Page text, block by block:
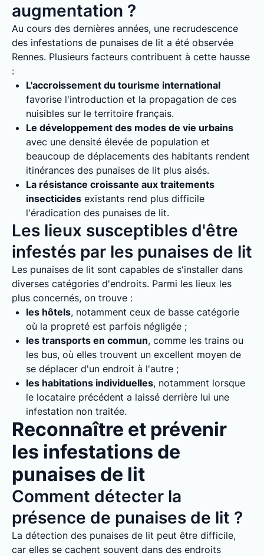
augmentation ?
Au cours des dernières années, une recrudescence
des infestations de punaises de lit a été observée
Rennes. Plusieurs facteurs contribuent à cette hausse
:
L'accroissement du tourisme international
favorise l'introduction et la propagation de ces
nuisibles sur le territoire français.
Le développement des modes de vie urbains
avec une densité élevée de population et
beaucoup de déplacements des habitants rendent
itinérances des punaises de lit plus aisés.
La résistance croissante aux traitements
insecticides existants rend plus difficile
l'éradication des punaises de lit.
Les lieux susceptibles d'être
infestés par les punaises de lit
Les punaises de lit sont capables de s'installer dans
diverses catégories d'endroits. Parmi les lieux les
plus concernés, on trouve :
les hôtels, notamment ceux de basse catégorie
où la propreté est parfois négligée ;
les transports en commun, comme les trains ou
les bus, où elles trouvent un excellent moyen de
se déplacer d'un endroit à l'autre ;
les habitations individuelles, notamment lorsque
le locataire précédent a laissé derrière lui une
infestation non traitée.
Reconnaître et prévenir
les infestations de
punaises de lit
Comment détecter la
présence de punaises de lit ?
La détection des punaises de lit peut être difficile,
car elles se cachent souvent dans des endroits